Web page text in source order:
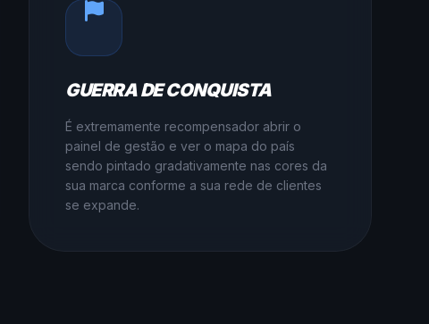
GUERRA DE CONQUISTA
É extremamente recompensador abrir o
painel de gestão e ver o mapa do país
sendo pintado gradativamente nas cores da
sua marca conforme a sua rede de clientes
se expande.